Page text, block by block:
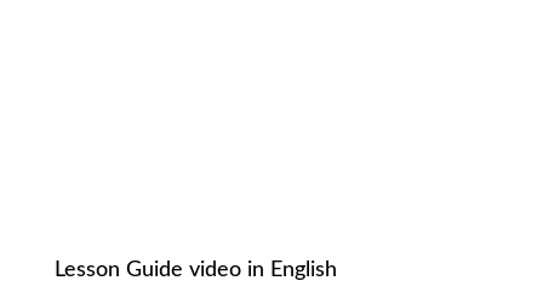
Lesson Guide video in English